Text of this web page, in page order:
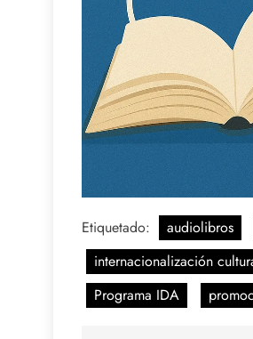
Etiquetado: audiolibros
internacionalización
Programa IDA